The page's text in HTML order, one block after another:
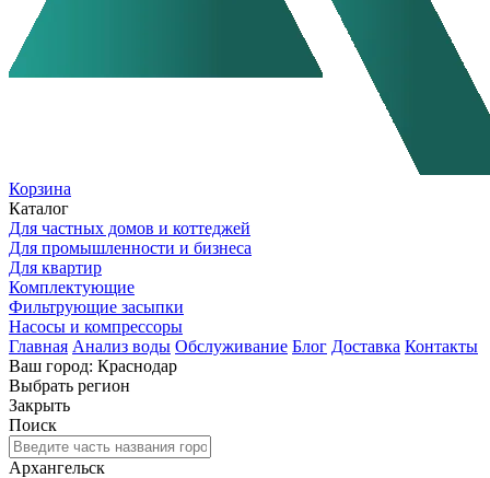
Корзина
Каталог
Для частных домов и коттеджей
Для промышленности и бизнеса
Для квартир
Комплектующие
Фильтрующие засыпки
Насосы и компрессоры
Главная Анализ воды Обслуживание Блог Доставка Контакты
Ваш город: Краснодар
Выбрать регион
Закрыть
Поиск
Архангельск